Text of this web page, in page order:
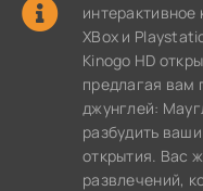
XBox и
Kinogo HD
предлагая вам
джунглей:
разбудить
открытия. Вас
развлечений,